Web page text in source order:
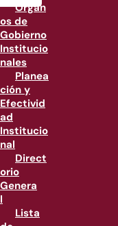
Órgan
os de
Gobierno
Institucio
nales
Planea
ción y
Efectivid
ad
Institucio
nal
Direct
orio
Genera
l
Lista